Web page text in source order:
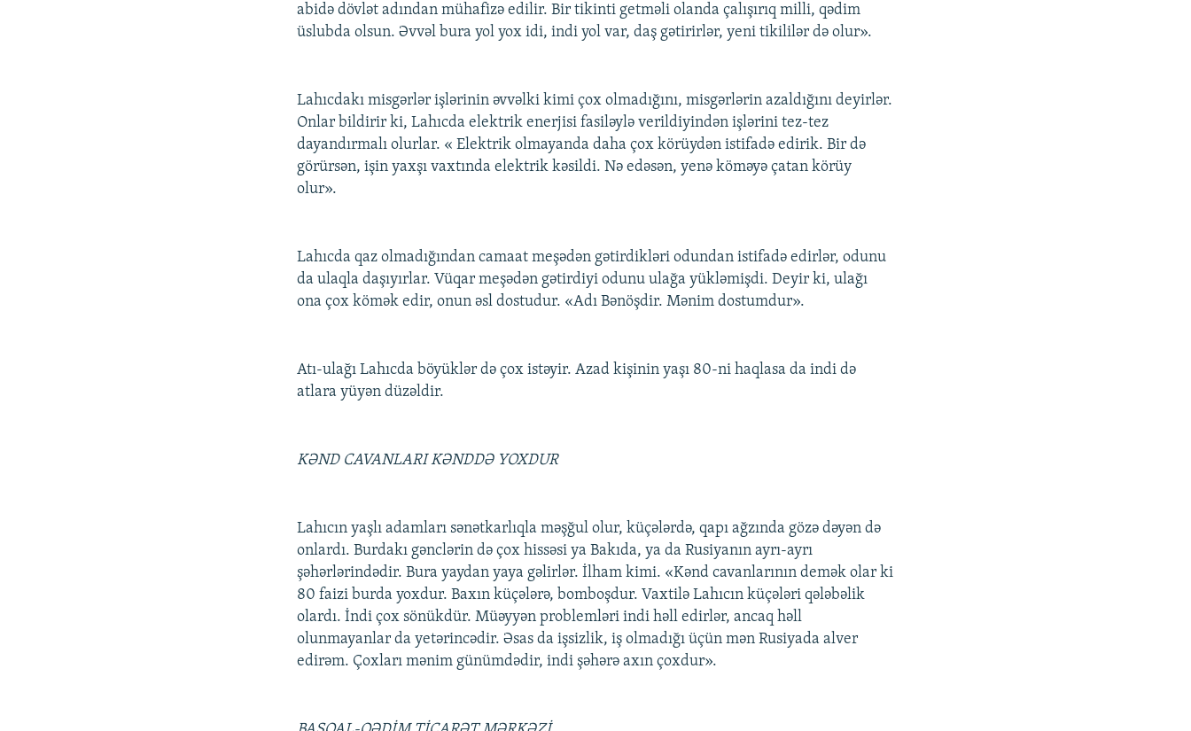
abidə dövlət adından mühafizə edilir. Bir tikinti getməli olanda çalışırıq milli, qədim
üslubda olsun. Əvvəl bura yol yox idi, indi yol var, daş gətirirlər, yeni tikililər də olur».
Lahıcdakı misgərlər işlərinin əvvəlki kimi çox olmadığını, misgərlərin azaldığını deyirlər.
Onlar bildirir ki, Lahıcda elektrik enerjisi fasiləylə verildiyindən işlərini tez-tez
dayandırmalı olurlar. « Elektrik olmayanda daha çox körüydən istifadə edirik. Bir də
görürsən, işin yaxşı vaxtında elektrik kəsildi. Nə edəsən, yenə köməyə çatan körüy
olur».
Lahıcda qaz olmadığından camaat meşədən gətirdikləri odundan istifadə edirlər, odunu
da ulaqla daşıyırlar. Vüqar meşədən gətirdiyi odunu ulağa yükləmişdi. Deyir ki, ulağı
ona çox kömək edir, onun əsl dostudur. «Adı Bənöşdir. Mənim dostumdur».
Atı-ulağı Lahıcda böyüklər də çox istəyir. Azad kişinin yaşı 80-ni haqlasa da indi də
atlara yüyən düzəldir.
KƏND CAVANLARI KƏNDDƏ YOXDUR
Lahıcın yaşlı adamları sənətkarlıqla məşğul olur, küçələrdə, qapı ağzında gözə dəyən də
onlardı. Burdakı gənclərin də çox hissəsi ya Bakıda, ya da Rusiyanın ayrı-ayrı
şəhərlərindədir. Bura yaydan yaya gəlirlər. İlham kimi. «Kənd cavanlarının demək olar ki
80 faizi burda yoxdur. Baxın küçələrə, bomboşdur. Vaxtilə Lahıcın küçələri qələbəlik
olardı. İndi çox sönükdür. Müəyyən problemləri indi həll edirlər, ancaq həll
olunmayanlar da yetərincədir. Əsas da işsizlik, iş olmadığı üçün mən Rusiyada alver
edirəm. Çoxları mənim günümdədir, indi şəhərə axın çoxdur».